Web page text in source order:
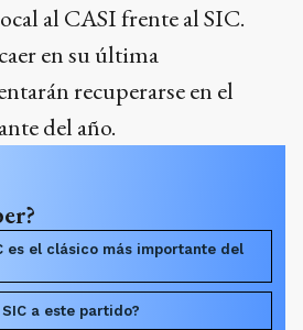
al CASI frente al SIC.
en su última
recuperarse en el
del año.
es el clásico más importante del
a este partido?